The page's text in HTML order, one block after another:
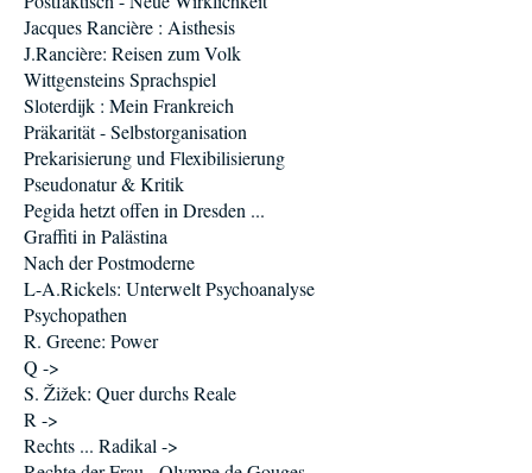
Jacques Rancière : Aisthesis
J.Rancière: Reisen zum Volk
Wittgensteins Sprachspiel
Sloterdijk : Mein Frankreich
Präkarität - Selbstorganisation
Prekarisierung und Flexibilisierung
Pseudonatur & Kritik
Pegida hetzt offen in Dresden ...
Graffiti in Palästina
Nach der Postmoderne
L-A.Rickels: Unterwelt Psychoanalyse
Psychopathen
R. Greene: Power
Q ->
S. Žižek: Quer durchs Reale
R ->
Rechts ... Radikal ->